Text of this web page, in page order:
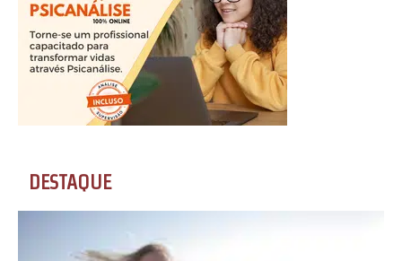
DESTAQUE